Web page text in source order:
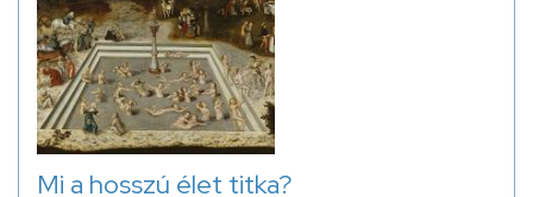
Mi a hosszú élet titka?